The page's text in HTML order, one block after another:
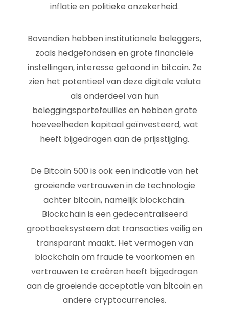
inflatie en politieke onzekerheid.
Bovendien hebben institutionele beleggers,
zoals hedgefondsen en grote financiële
instellingen, interesse getoond in bitcoin. Ze
zien het potentieel van deze digitale valuta
als onderdeel van hun
beleggingsportefeuilles en hebben grote
hoeveelheden kapitaal geïnvesteerd, wat
heeft bijgedragen aan de prijsstijging.
De Bitcoin 500 is ook een indicatie van het
groeiende vertrouwen in de technologie
achter bitcoin, namelijk blockchain.
Blockchain is een gedecentraliseerd
grootboeksysteem dat transacties veilig en
transparant maakt. Het vermogen van
blockchain om fraude te voorkomen en
vertrouwen te creëren heeft bijgedragen
aan de groeiende acceptatie van bitcoin en
andere cryptocurrencies.